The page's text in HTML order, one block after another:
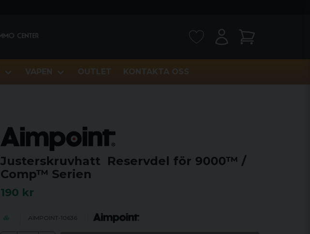
VAPEN OUTLET KONTAKTA OSS
Justerskruvhatt Reservdel för 9000™ /
Comp™ Serien
190 kr
AIMPOINT-10636